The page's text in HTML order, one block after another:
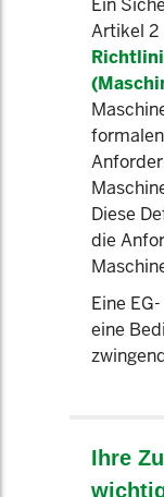
Ein
Artikel 2
Diese
die
Eine
eine